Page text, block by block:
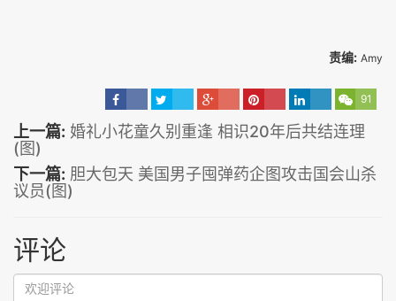
责编: Amy
91
上一篇: 婚礼小花童久别重逢 相识20年后共结连理
(图)
下一篇: 胆大包天 美国男子囤弹药企图攻击国会山杀
议员(图)
评论